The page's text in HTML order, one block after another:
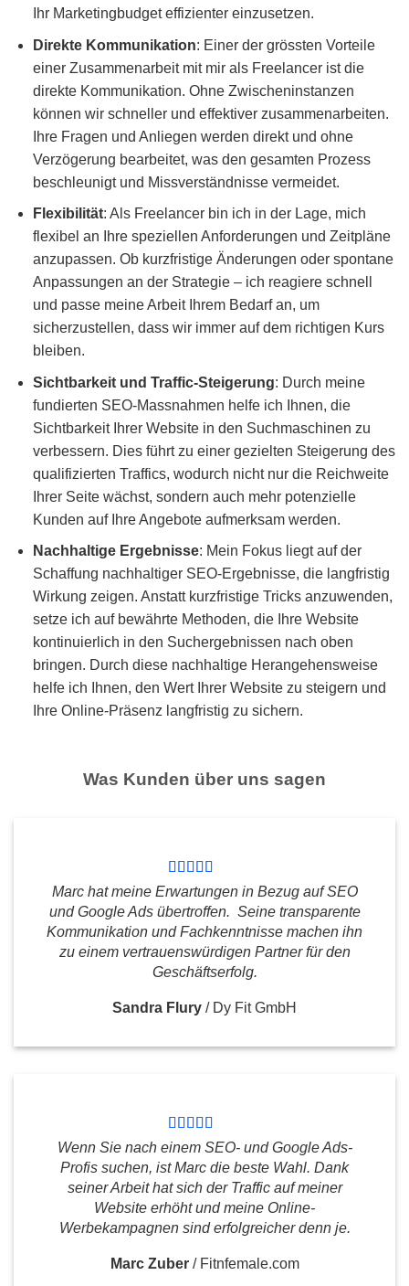
Ihr Marketingbudget effizienter einzusetzen.
Direkte Kommunikation: Einer der grössten Vorteile
einer Zusammenarbeit mit mir als Freelancer ist die
direkte Kommunikation. Ohne Zwischeninstanzen
können wir schneller und effektiver zusammenarbeiten.
Ihre Fragen und Anliegen werden direkt und ohne
Verzögerung bearbeitet, was den gesamten Prozess
beschleunigt und Missverständnisse vermeidet.
Flexibilität: Als Freelancer bin ich in der Lage, mich
flexibel an Ihre speziellen Anforderungen und Zeitpläne
anzupassen. Ob kurzfristige Änderungen oder spontane
Anpassungen an der Strategie – ich reagiere schnell
und passe meine Arbeit Ihrem Bedarf an, um
sicherzustellen, dass wir immer auf dem richtigen Kurs
bleiben.
Sichtbarkeit und Traffic-Steigerung: Durch meine
fundierten SEO-Massnahmen helfe ich Ihnen, die
Sichtbarkeit Ihrer Website in den Suchmaschinen zu
verbessern. Dies führt zu einer gezielten Steigerung des
qualifizierten Traffics, wodurch nicht nur die Reichweite
Ihrer Seite wächst, sondern auch mehr potenzielle
Kunden auf Ihre Angebote aufmerksam werden.
Nachhaltige Ergebnisse: Mein Fokus liegt auf der
Schaffung nachhaltiger SEO-Ergebnisse, die langfristig
Wirkung zeigen. Anstatt kurzfristige Tricks anzuwenden,
setze ich auf bewährte Methoden, die Ihre Website
kontinuierlich in den Suchergebnissen nach oben
bringen. Durch diese nachhaltige Herangehensweise
helfe ich Ihnen, den Wert Ihrer Website zu steigern und
Ihre Online-Präsenz langfristig zu sichern.
Was Kunden über uns sagen
Marc hat meine Erwartungen in Bezug auf SEO
und Google Ads übertroffen. Seine transparente
Kommunikation und Fachkenntnisse machen ihn
zu einem vertrauenswürdigen Partner für den
Geschäftserfolg.
Sandra Flury / Dy Fit GmbH
Wenn Sie nach einem SEO- und Google Ads-
Profis suchen, ist Marc die beste Wahl. Dank
seiner Arbeit hat sich der Traffic auf meiner
Website erhöht und meine Online-
Werbekampagnen sind erfolgreicher denn je.
Marc Zuber / Fitnfemale.com